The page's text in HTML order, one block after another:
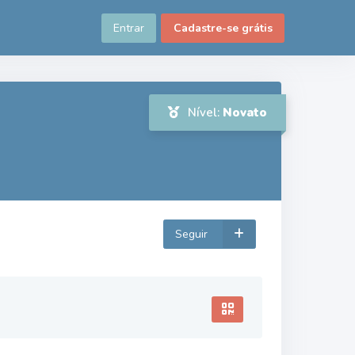
Entrar Cadastre-se grátis
Nível: Novato
Seguir